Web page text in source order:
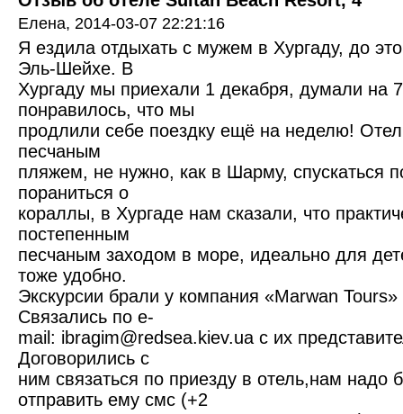
Eлена, 2014-03-07 22:21:16
Я ездила отдыхать с мужем в Хургаду, до
Эль-Шейхе. В
Хургаду мы приехали 1 декабря, думали на
понравилось, что мы
продлили себе поездку ещё на неделю!
песчаным
пляжем, не нужно, как в Шарму, спускаться
пораниться о
кораллы, в Хургаде нам сказали, что
постепенным
песчаным заходом в море, идеально для
тоже удобно.
Экскурсии брали у компания «Marwan
Связались по e-
mail: ibragim@redsea.kiev.ua с их
Договорились с
ним связаться по приезду в отель,нам надо
отправить ему смс (+2